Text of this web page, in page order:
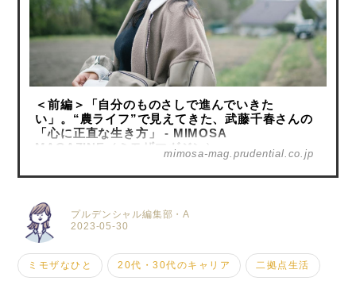
＜前編＞「自分のものさしで進んでいきた
い」。“農ライフ”で見えてきた、武藤千春さんの
「心に正直な生き方」 - MIMOSA
MAGAZINE（ミモザマガジン）mimosa-mag.prudential.co.jp
2023-05-30
プルデンシャル編集部・A
ミモザなひと 20代・30代のキャリア 二拠点生活